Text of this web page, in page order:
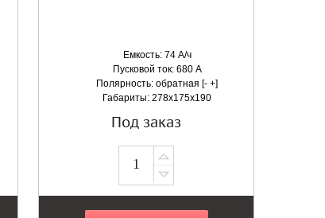
Емкость: 74 А/ч
Пусковой ток: 680 А
Полярность: обратная [- +]
Габариты: 278x175x190
Под заказ